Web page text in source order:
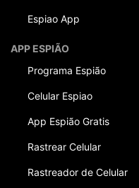
Espiao App
APP ESPIÃO
Programa Espião
Celular Espiao
App Espião Gratis
Rastrear Celular
Rastreador de Celular